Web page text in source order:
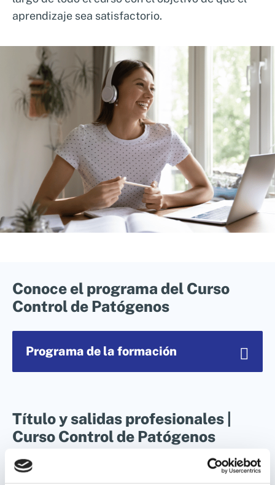
En este curso recibirás formación por parte
de expertos en este campo, que te guiarán a
brindándote las herramientas necesarias
para implementar sistemas de control
efectivos en tu entorno laboral.
aprendizaje sea satisfactorio.
Conoce el programa del Curso
Control de Patógenos
Programa de la formación
Módulo 1: Conociendo los patógenos de
la Industria Alimentaria.
Normativa y legislación
Título y salidas profesionales |
Curso Control de Patógenos
Título avalado por la
Escuela Europea de